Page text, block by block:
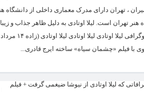
۱۴ مرداد ۱۳۶۲ در محله شمیران ، تهران دارای مدرک
با فیلم «چشمان سیاه» ساخته ایرج قادری...